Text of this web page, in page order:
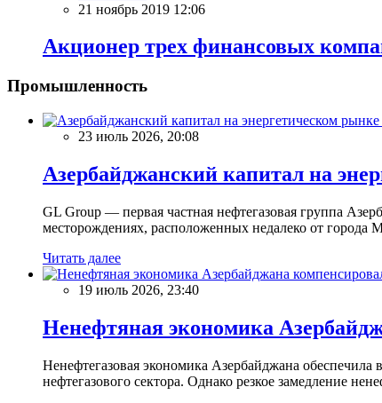
21 ноябрь 2019 12:06
Акционер трех финансовых
Промышленность
23 июль 2026, 20:08
Азербайджанский капитал на
GL Group — первая частная нефтегазовая группа
месторождениях, расположенных недалеко от города
Читать далее
19 июль 2026, 23:40
Ненефтяная экономика
Ненефтегазовая экономика Азербайджана
нефтегазового сектора. Однако резкое замедление